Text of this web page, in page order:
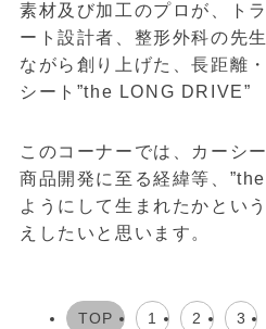
素材及び加工のプロが、ト
ート設計者、整形外科の先
ながら創り上げた、長距離
シート”the LONG DRIVE”
このコーナーでは、カーシ
商品開発に至る経緯等、
ようにして生まれたかとい
えしたいと思います。
TOP 1 2 3